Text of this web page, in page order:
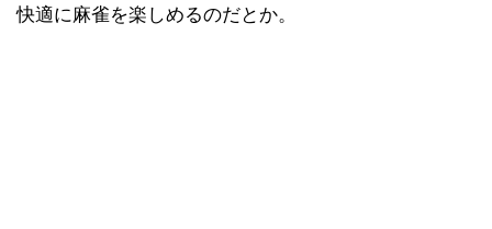
快適に麻雀を楽しめるのだとか。